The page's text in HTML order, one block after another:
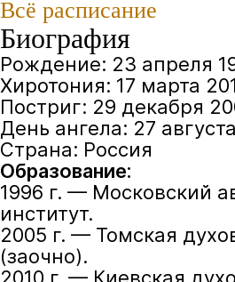
Всё расписание
Биография
Рождение: 23 апреля
Хиротония: 17 марта
Постриг: 29 декабря
День ангела: 27 августа
Страна: Россия
Образование:
1996 г. — Московский
институт.
2005 г. — Томская
(заочно).